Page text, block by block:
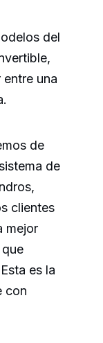
del
una
de
de
clientes
mejor
es la
con